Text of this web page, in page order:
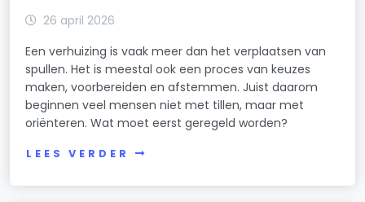
26 april 2026
Een verhuizing is vaak meer dan het verplaatsen van
spullen. Het is meestal ook een proces van keuzes
maken, voorbereiden en afstemmen. Juist daarom
beginnen veel mensen niet met tillen, maar met
oriënteren. Wat moet eerst geregeld worden?
LEES VERDER